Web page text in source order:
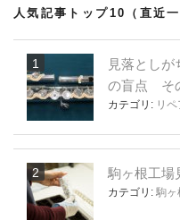
人気記事トップ10（直近一
見落とし
の盲点 そ
カテゴリ: リ
駒ヶ根工
カテゴリ: 駒ヶ